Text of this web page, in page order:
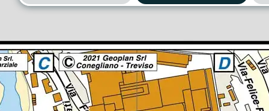
Calabria
Regione
Campania
Regione